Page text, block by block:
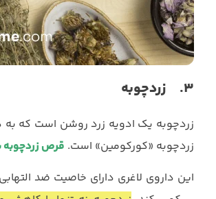
3. زردچوبه
زردچوبه یک ادویه زرد روشن است که
زردچوبه «کورکومین» است. قرص زردچوبه
این داروی لاغری دارای خاصیت ضد